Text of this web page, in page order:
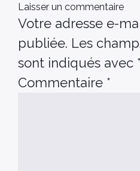
Laisser un commentaire
Votre adresse e-
publiée. Les
sont indiqués avec *
Commentaire *